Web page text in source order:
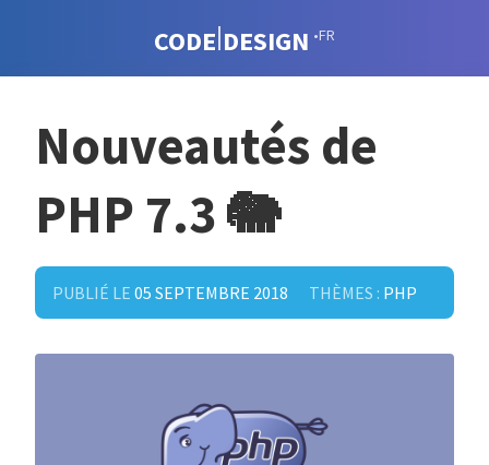
CODE DESIGN •FR
Nouveautés de
PHP 7.3 🐘
PUBLIÉ LE 05 SEPTEMBRE 2018 THÈMES : PHP